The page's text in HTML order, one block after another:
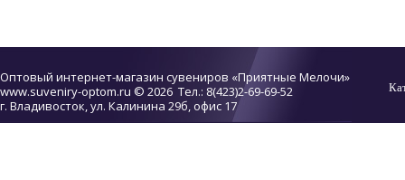
Оптовый интернет-магазин сувениров «Приятные Мелочи»
www.suveniry-optom.ru © 2026 Тел.: 8(423)2-69-69-52
г. Владивосток, ул. Калинина 29б, офис 17